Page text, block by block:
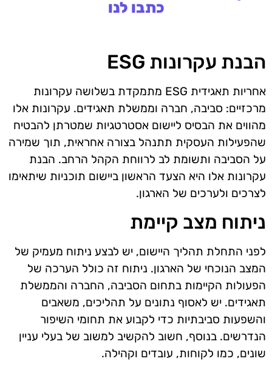
כתבו לנו
הבנת עקרונות ESG
אחריות תאגידית ESG מתמקדת בשלושה עקרונות
מרכזיים: סביבה, חברה וממשלת תאגידים. עקרונות אלו
מהווים את הבסיס ליישום אסטרטגיות שמטרתן להבטיח
שהפעילות העסקית תתנהל בצורה אחראית, תוך שמירה
על הסביבה ותשומת לב לרווחת הקהל הרחב. הבנת
עקרונות אלו היא הצעד הראשון ביישום תוכניות שיתאימו
לצרכים ולערכים של הארגון.
ניתוח מצב קיימת
לפני התחלת תהליך היישום, יש לבצע ניתוח מעמיק של
המצב הנוכחי של הארגון. ניתוח זה כולל הערכה של
הפעולות הקיימות בתחום הסביבה, החברה והממשלת
תאגידים. יש לאסוף נתונים על תהליכים, משאבים
והשפעות סביבתיות כדי לקבוע את תחומי השיפור
הנדרשים. בנוסף, חשוב להקשיב למשוב של בעלי עניין
שונים, כמו לקוחות, עובדים וקהילה.